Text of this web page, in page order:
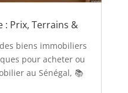
: Prix, Terrains &
biens immobiliers
pour acheter ou
au Sénégal, 📚